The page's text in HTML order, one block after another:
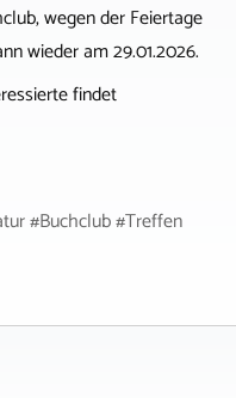
wegen der Feiertage
wieder am 29.01.2026.
findet
#Buchclub #Treffen